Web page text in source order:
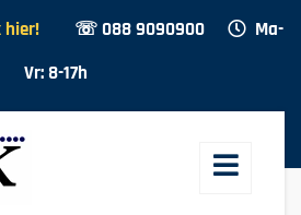
hier! ☏ 088 9090900
Ma-
Vr: 8-17h